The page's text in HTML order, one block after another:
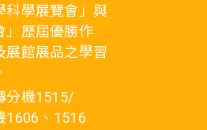
科學展覽會」與
」歷屆優勝作
展館展品之學習
分機1515/
1606、1516